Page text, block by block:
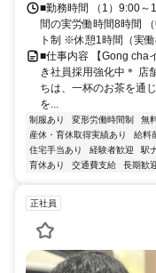
■勤務時間 （1）9:00～
間の実労働時間8時間
ト制 ※休憩1時間（実働
■仕事内容 【Gong cha
き社員採用強化中＊ 店
ちは、一杯のお茶を通
を...
制服あり 変形労働時間制 無
産休・育休取得実績あり
給料
住宅手当あり
経験者歓迎 駅
育休あり
交通費支給 長期歓
正社員